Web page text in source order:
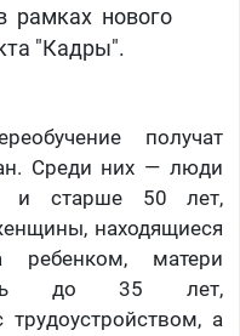
рамках нового
"Кадры".
получат
Среди них — люди
и старше 50 лет,
находящиеся
матери
до 35 лет,
а